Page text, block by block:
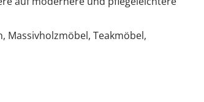
Massivholzmöbel, Teakmöbel,